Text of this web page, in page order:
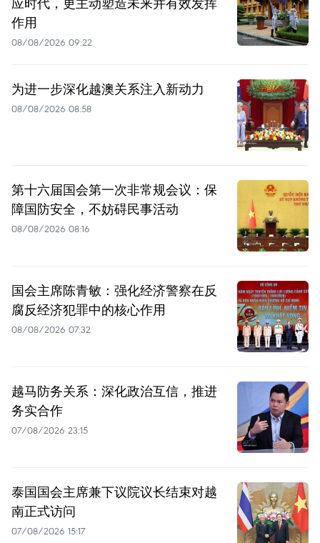
作用
08/08/2026 09:22
为进一步深化越澳关系注入新动力
08/08/2026 08:58
第十六届国会第一次非常规会议：保
障国防安全，不妨碍民事活动
08/08/2026 08:16
国会主席陈青敏：强化经济警察在反
腐反经济犯罪中的核心作用
08/08/2026 07:32
越马防务关系：深化政治互信，推进
务实合作
07/08/2026 23:15
泰国国会主席兼下议院议长结束对越
南正式访问
07/08/2026 15:17